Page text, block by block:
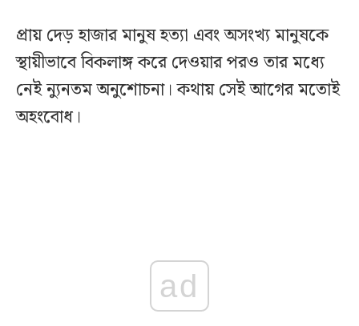
প্রায় দেড় হাজার মানুষ হত্যা এবং অসংখ্য মানুষকে
স্থায়ীভাবে বিকলাঙ্গ করে দেওয়ার পরও তার মধ্যে
নেই ন্যুনতম অনুশোচনা। কথায় সেই আগের মতোই
অহংবোধ।
ad